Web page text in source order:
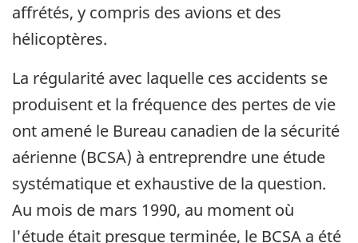
affrétés, y compris des avions et des
hélicoptères.
La régularité avec laquelle ces accidents se
produisent et la fréquence des pertes de vie
ont amené le Bureau canadien de la sécurité
aérienne (BCSA) à entreprendre une étude
systématique et exhaustive de la question.
Au mois de mars 1990, au moment où
l'étude était presque terminée, le BCSA a été